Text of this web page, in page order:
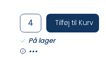
Tilføj til Kurv
På lager
•••